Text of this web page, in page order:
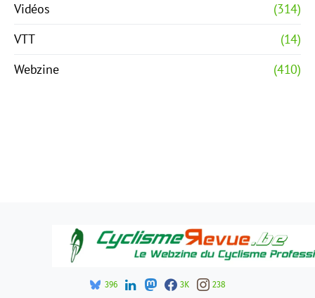
Vidéos
(314)
VTT
(14)
Webzine
(410)
396 3K 238